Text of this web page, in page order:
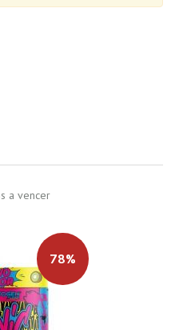
a vencer
78%